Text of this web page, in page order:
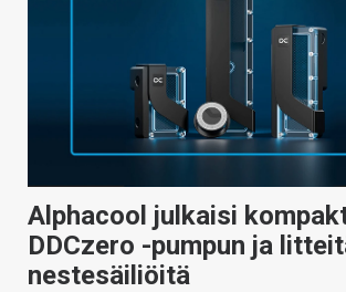
Alphacool julkaisi
DDCzero -pumpun ja
nestesäiliöitä